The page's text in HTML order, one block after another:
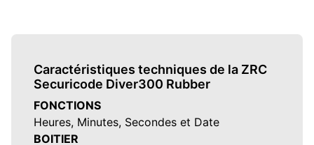
Caractéristiques techniques de la ZRC
Securicode Diver300 Rubber
FONCTIONS
Heures, Minutes, Secondes et Date
BOITIER